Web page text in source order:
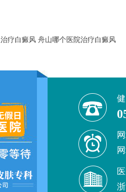
疗白癜风 舟山哪个医院治疗白癜风